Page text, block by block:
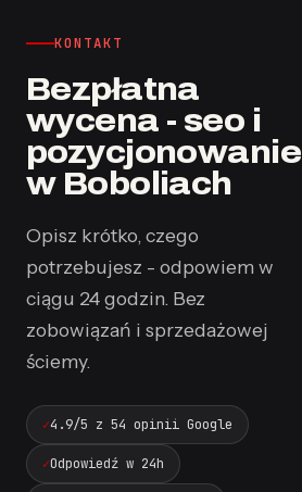
KONTAKT
Bezpłatna
wycena - seo i
pozycjonowanie
w Boboliach
Opisz krótko, czego
potrzebujesz - odpowiem w
ciągu 24 godzin. Bez
zobowiązań i sprzedażowej
ściemy.
4.9/5 z 54 opinii Google
Odpowiedź w 24h